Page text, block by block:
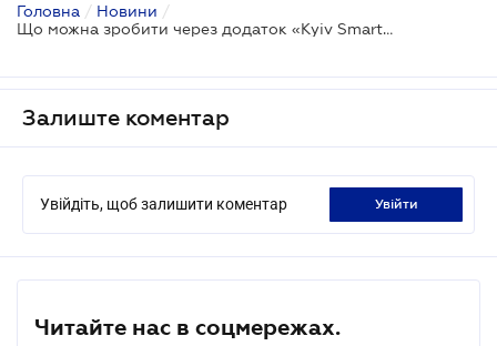
Головна / Новини /
Що можна зробити через додаток «Kyiv Smart City»
Залиште коментар
Увійдіть, щоб залишити коментар увійти
Читайте нас в соцмережах.